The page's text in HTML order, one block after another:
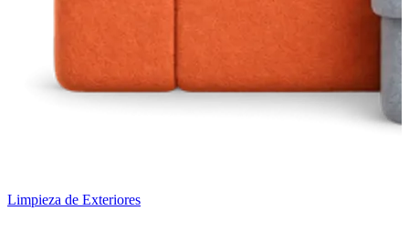
Limpieza de Exteriores